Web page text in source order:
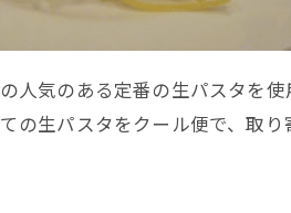
人気のある定番の生パスタを使
の生パスタをクール便で、取り